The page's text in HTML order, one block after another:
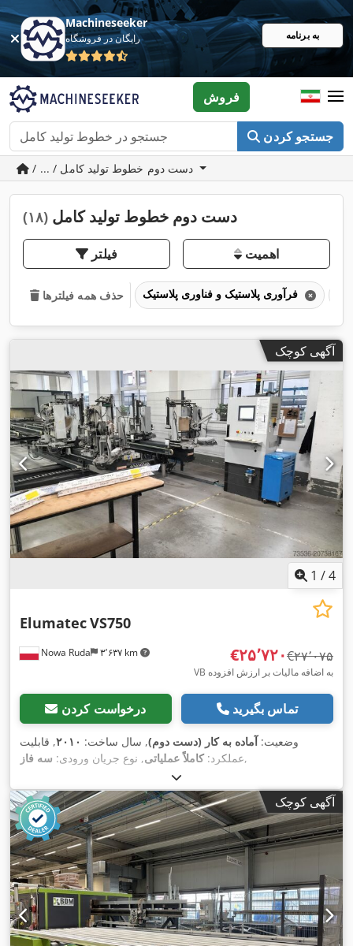
Machineseeker
رایگان در فروشگاه به برنامه
جستجو کردن
فروش
دست دوم خطوط تولید کامل (۱۸)
فیلتر اهمیت
حذف همه فیلترها
آگهی کوچک
1 /4
Nowa Ruda ۳٬۶۳۷ km
ElumatecVS750
‎€۲۵٬۷۲۰ ‎€۲۷٬۰۷۵
VB به اضافه مالیات بر ارزش افزوده
درخواست کردن تماس بگیرید
وضعیت:آماده به کار (دست دوم), سال ساخت: ۲۰۱۰, قابلیت
عملکرد:کاملاً عملیاتی, نوع جریان ورودی: سه فاز ,
آگهی کوچک